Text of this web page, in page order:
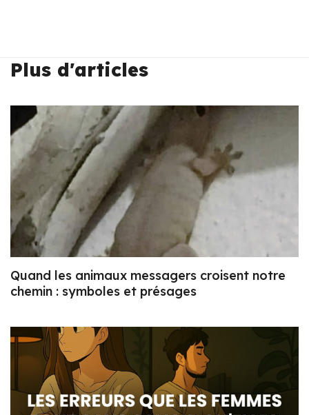
Plus d'articles
Quand les animaux messagers croisent notre
chemin : symboles et présages